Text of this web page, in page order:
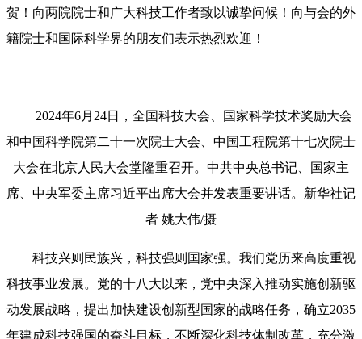
贺！向两院院士和广大科技工作者致以诚挚问候！向与会的外
籍院士和国际科学界的朋友们表示热烈欢迎！
2024年6月24日，全国科技大会、国家科学技术奖励大会
和中国科学院第二十一次院士大会、中国工程院第十七次院士
大会在北京人民大会堂隆重召开。中共中央总书记、国家主
席、中央军委主席习近平出席大会并发表重要讲话。新华社记
者 姚大伟/摄
科技兴则民族兴，科技强则国家强。我们党历来高度重视
科技事业发展。党的十八大以来，党中央深入推动实施创新驱
动发展战略，提出加快建设创新型国家的战略任务，确立2035
年建成科技强国的奋斗目标，不断深化科技体制改革，充分激